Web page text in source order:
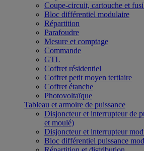
Coupe-circuit, cartouche et
Bloc différentiel modulaire
Répartition
Parafoudre
Mesure et comptage
Commande
GTL
Coffret résidentiel
Coffret petit moyen tertiaire
Coffret étanche
Photovoltaïque
Tableau et armoire de puissance
Disjoncteur et interrupteur de
et moulé)
Disjoncteur et interrupteur
Bloc différentiel puissance